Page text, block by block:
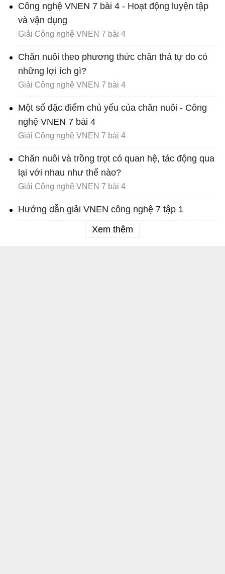
Công nghệ VNEN 7 bài 4 - Hoạt động luyện tập
và vận dụng
Giải Công nghệ VNEN 7 bài 4
Chăn nuôi theo phương thức chăn thả tự do có
những lợi ích gì?
Giải Công nghệ VNEN 7 bài 4
Một số đặc điểm chủ yếu của chăn nuôi - Công
nghệ VNEN 7 bài 4
Giải Công nghệ VNEN 7 bài 4
Chăn nuôi và trồng trọt có quan hệ, tác động qua
lại với nhau như thế nào?
Giải Công nghệ VNEN 7 bài 4
Hướng dẫn giải VNEN công nghệ 7 tập 1
Xem thêm